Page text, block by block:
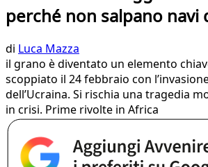
perché non salpano navi
di Luca Mazza
il grano è diventato un elemento
scoppiato il 24 febbraio con
dell’Ucraina. Si rischia una tragedia
in crisi. Prime rivolte in Africa